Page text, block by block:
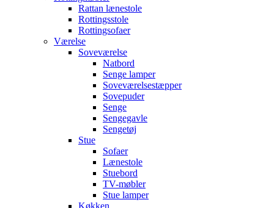
Rattan lænestole
Rottingsstole
Rottingsofaer
Værelse
Soveværelse
Natbord
Senge lamper
Soveværelsestæpper
Sovepuder
Senge
Sengegavle
Sengetøj
Stue
Sofaer
Lænestole
Stuebord
TV-møbler
Stue lamper